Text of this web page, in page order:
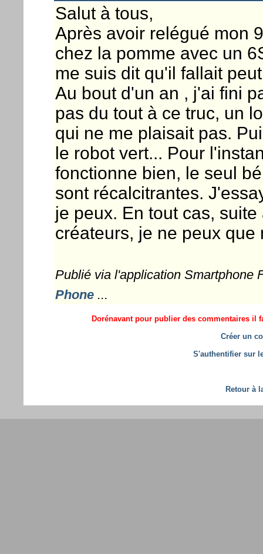
Salut à tous,
Après avoir relégué mon
chez la pomme avec un
me suis dit qu'il fallait
Au bout d'un an , j'ai fini
pas du tout à ce truc, un
qui ne me plaisait pas.
le robot vert... Pour
fonctionne bien, le seul
sont récalcitrantes.
je peux. En tout cas,
créateurs, je ne peux
Publié via l'application Smartphone
Phone...
Dorénavant pour publier des commentaires il
Créer un
S'authentifier sur
Retour à